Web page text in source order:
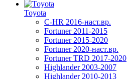
Toyota
C-HR 2016-наст.вр.
Fortuner 2011-2015
Fortuner 2015-2020
Fortuner 2020-наст.вр.
Fortuner TRD 2017-2020
Highlander 2003-2007
Highlander 2010-2013